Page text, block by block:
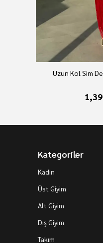
Uzun Kol Sim
Kategoriler
Kadin
Üst Giyim
Alt Giyim
Dış Giyim
Takım